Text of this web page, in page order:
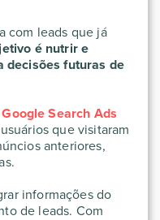
com leads que já
é nutrir e
decisões futuras de
Google Search Ads
que visitaram
anteriores,
informações do
de leads. Com